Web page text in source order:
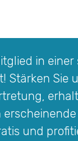
in einer
Stärken Sie
und